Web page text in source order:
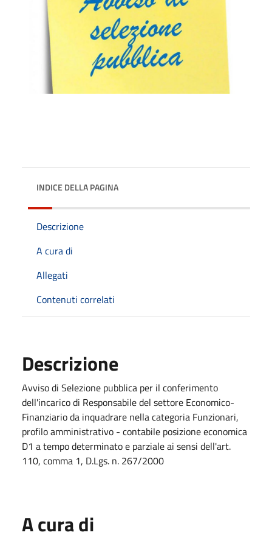
INDICE DELLA PAGINA
Descrizione
A cura di
Allegati
Contenuti correlati
Descrizione
Avviso di Selezione pubblica per il conferimento
dell'incarico di Responsabile del settore Economico-
Finanziario da inquadrare nella categoria Funzionari,
profilo amministrativo - contabile posizione economica
D1 a tempo determinato e parziale ai sensi dell'art.
110, comma 1, D.Lgs. n. 267/2000
A cura di